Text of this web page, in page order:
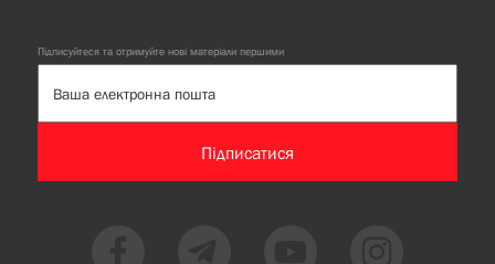
Підписуйтеся та отримуйте нові матеріали першими
Підписатися